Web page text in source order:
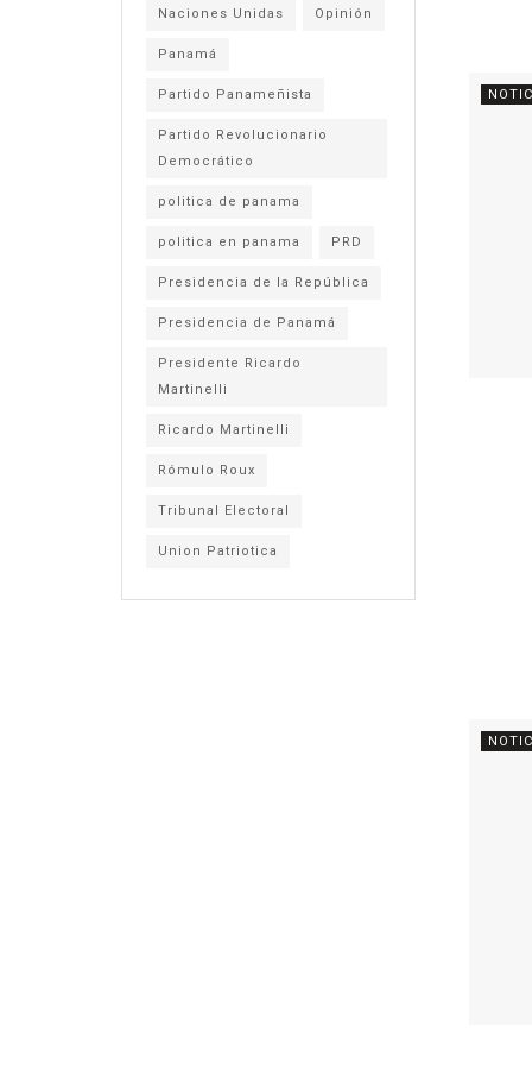
Naciones Unidas Opinión
Panamá
Partido Panameñista
Partido Revolucionario
Democrático
politica de panama
politica en panama PRD
Presidencia de la República
Presidencia de Panamá
Presidente Ricardo
Martinelli
Ricardo Martinelli
Rómulo Roux
Tribunal Electoral
Union Patriotica